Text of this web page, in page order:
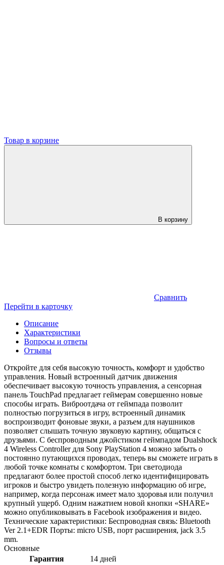
Товар в корзине
В корзину
Сравнить
Перейти в карточку
Описание
Характеристики
Вопросы и ответы
Отзывы
Откройте для себя высокую точность, комфорт и удобство
управления. Новый встроенный датчик движения
обеспечивает высокую точность управления, а сенсорная
панель TouchPad предлагает геймерам совершенно новые
способы играть. Виброотдача от геймпада позволит
полностью погрузиться в игру, встроенный динамик
воспроизводит фоновые звуки, а разъем для наушников
позволяет слышать точную звуковую картину, общаться с
друзьями. С беспроводным джойстиком геймпадом Dualshock
4 Wireless Controller для Sony PlayStation 4 можно забыть о
постоянно путающихся проводах, теперь вы сможете играть в
любой точке комнаты с комфортом. Три светодиода
предлагают более простой способ легко идентифицировать
игроков и быстро увидеть полезную информацию об игре,
например, когда персонаж имеет мало здоровья или получил
крупный ущерб. Одним нажатием новой кнопки «SHARE»
можно опубликовывать в Facebook изображения и видео.
Технические характеристики: Беспроводная связь: Bluetooth
Ver 2.1+EDR Порты: micro USB, порт расширения, jack 3.5
mm.
Основные
Гарантия
14 дней